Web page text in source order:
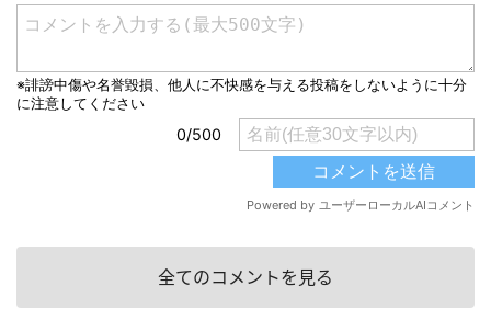
全てのコメントを見る